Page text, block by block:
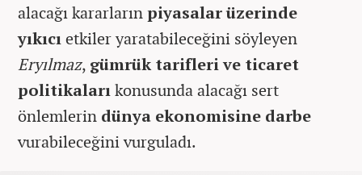
alacağı kararlarınpiyasalar üzerinde
yıkıcıetkiler yaratabileceğini söyleyen
Eryılmaz, gümrük tarifleri ve ticaret
politikalarıkonusunda alacağı sert
önlemlerin dünya ekonomisine darbe
vurabileceğini vurguladı.